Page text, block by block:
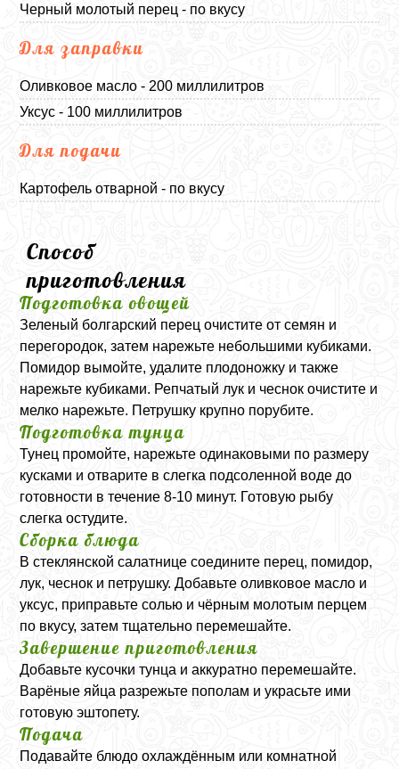
Черный молотый перец - по вкусу
Для заправки
Оливковое масло - 200 миллилитров
Уксус - 100 миллилитров
Для подачи
Картофель отварной - по вкусу
Способ
приготовления
Подготовка овощей
Зеленый болгарский перец очистите от семян и
перегородок, затем нарежьте небольшими кубиками.
Помидор вымойте, удалите плодоножку и также
нарежьте кубиками. Репчатый лук и чеснок очистите и
мелко нарежьте. Петрушку крупно порубите.
Подготовка тунца
Тунец промойте, нарежьте одинаковыми по размеру
кусками и отварите в слегка подсоленной воде до
готовности в течение 8-10 минут. Готовую рыбу
слегка остудите.
Сборка блюда
В стеклянской салатнице соедините перец, помидор,
лук, чеснок и петрушку. Добавьте оливковое масло и
уксус, приправьте солью и чёрным молотым перцем
по вкусу, затем тщательно перемешайте.
Завершение приготовления
Добавьте кусочки тунца и аккуратно перемешайте.
Варёные яйца разрежьте пополам и украсьте ими
готовую эштопету.
Подача
Подавайте блюдо охлаждённым или комнатной